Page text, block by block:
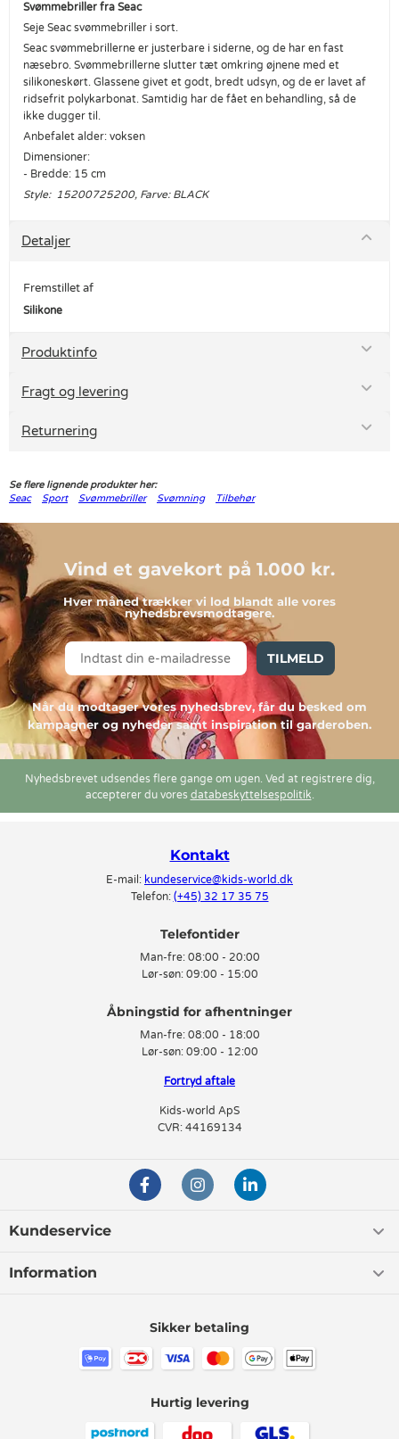
Svømmebriller fra Seac
Seje Seac svømmebriller i sort.
Seac svømmebrillerne er justerbare i siderne, og de har en fast
næsebro. Svømmebrillerne slutter tæt omkring øjnene med et
silikoneskørt. Glassene givet et godt, bredt udsyn, og de er lavet af
ridsefrit polykarbonat. Samtidig har de fået en behandling, så de
ikke dugger til.
Anbefalet alder: voksen
Dimensioner:
- Bredde: 15 cm
Style: 15200725200, Farve: BLACK
Detaljer
Fremstillet af
Silikone
Produktinfo
Fragt og levering
Returnering
Se flere lignende produkter her:
Seac
Sport Svømmebriller Svømning Tilbehør
Vind et gavekort på 1.000 kr.
Hver måned trækker vi lod blandt alle vores
nyhedsbrevsmodtagere.
TILMELD
Når du modtager vores nyhedsbrev, får du besked om
kampagner og nyheder samt inspiration til garderoben.
Nyhedsbrevet udsendes flere gange om ugen. Ved at registrere dig,
accepterer du vores databeskyttelsespolitik.
Kontakt
E-mail: kundeservice@kids-world.dk
Telefon: (+45) 32 17 35 75
Telefontider
Man-fre: 08:00 - 20:00
Lør-søn: 09:00 - 15:00
Man-fre: 08:00 - 18:00
Lør-søn: 09:00 - 12:00
Fortryd aftale
Kids-world ApS
CVR: 44169134
Kundeservice
Information
Sikker betaling
Hurtig levering